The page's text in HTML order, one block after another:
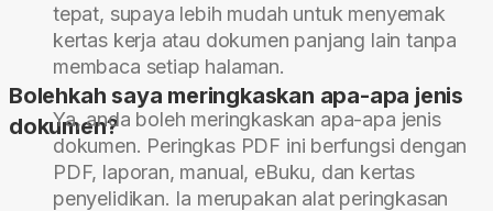
tepat, supaya lebih mudah untuk menyemak
kertas kerja atau dokumen panjang lain tanpa
membaca setiap halaman.
Bolehkah saya meringkaskan apa-apa jenis
dokumen?
Ya, anda boleh meringkaskan apa-apa jenis
dokumen. Peringkas PDF ini berfungsi dengan
PDF, laporan, manual, eBuku, dan kertas
penyelidikan. Ia merupakan alat peringkasan